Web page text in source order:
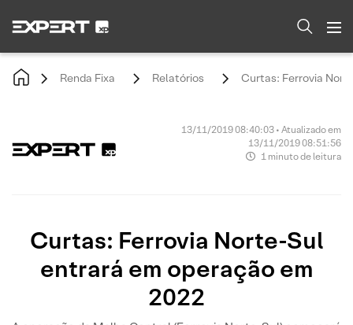
Renda Fixa Relatórios Curtas: Ferrovia
13/11/2019 08:40:03 • Atualizado em
13/11/2019 08:51:56
1 minuto de leitura
Curtas: Ferrovia Norte-Sul
entrará em operação em
2022